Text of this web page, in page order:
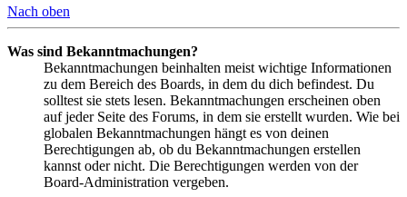
Nach oben
Was sind Bekanntmachungen?
Bekanntmachungen beinhalten meist wichtige Informationen
zu dem Bereich des Boards, in dem du dich befindest. Du
solltest sie stets lesen. Bekanntmachungen erscheinen oben
auf jeder Seite des Forums, in dem sie erstellt wurden. Wie bei
globalen Bekanntmachungen hängt es von deinen
Berechtigungen ab, ob du Bekanntmachungen erstellen
kannst oder nicht. Die Berechtigungen werden von der
Board-Administration vergeben.